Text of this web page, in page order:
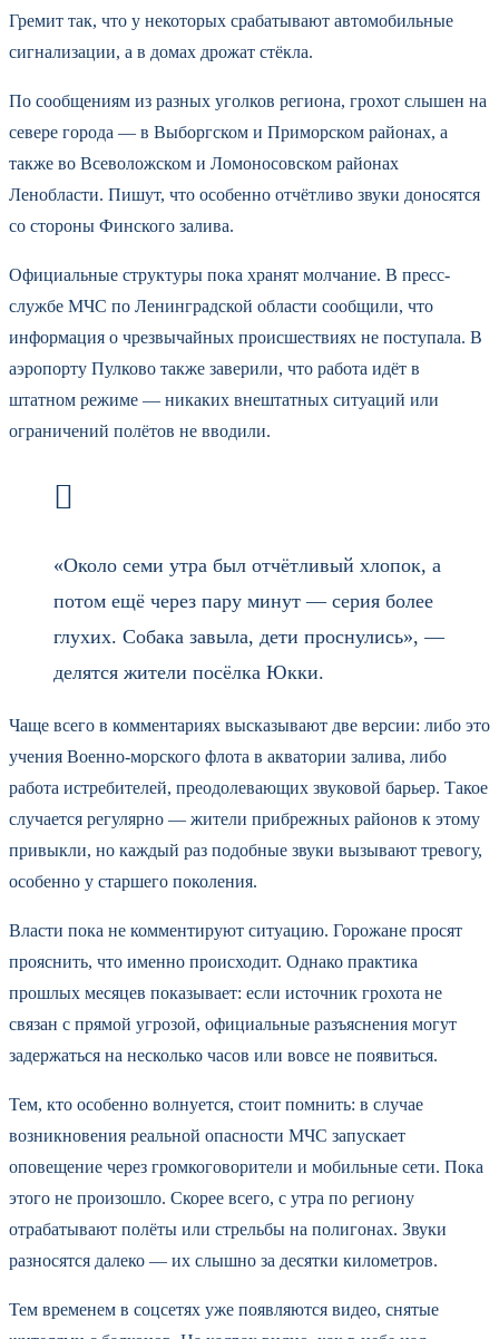
Гремит так, что у некоторых срабатывают автомобильные
сигнализации, а в домах дрожат стёкла.
По сообщениям из разных уголков региона, грохот слышен на
севере города — в Выборгском и Приморском районах, а
также во Всеволожском и Ломоносовском районах
Ленобласти. Пишут, что особенно отчётливо звуки доносятся
со стороны Финского залива.
Официальные структуры пока хранят молчание. В пресс-
службе МЧС по Ленинградской области сообщили, что
информация о чрезвычайных происшествиях не поступала. В
аэропорту Пулково также заверили, что работа идёт в
штатном режиме — никаких внештатных ситуаций или
ограничений полётов не вводили.
«Около семи утра был отчётливый хлопок, а
потом ещё через пару минут — серия более
глухих. Собака завыла, дети проснулись», —
делятся жители посёлка Юкки.
Чаще всего в комментариях высказывают две версии: либо это
учения Военно-морского флота в акватории залива, либо
работа истребителей, преодолевающих звуковой барьер. Такое
случается регулярно — жители прибрежных районов к этому
привыкли, но каждый раз подобные звуки вызывают тревогу,
особенно у старшего поколения.
Власти пока не комментируют ситуацию. Горожане просят
прояснить, что именно происходит. Однако практика
прошлых месяцев показывает: если источник грохота не
связан с прямой угрозой, официальные разъяснения могут
задержаться на несколько часов или вовсе не появиться.
Тем, кто особенно волнуется, стоит помнить: в случае
возникновения реальной опасности МЧС запускает
оповещение через громкоговорители и мобильные сети. Пока
этого не произошло. Скорее всего, с утра по региону
отрабатывают полёты или стрельбы на полигонах. Звуки
разносятся далеко — их слышно за десятки километров.
Тем временем в соцсетях уже появляются видео, снятые